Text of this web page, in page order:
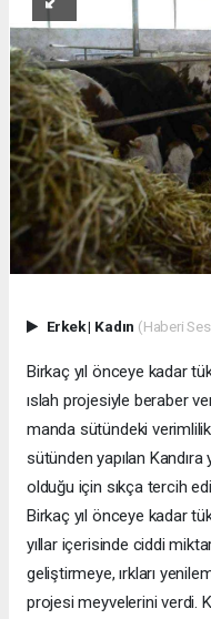
Erkek| Kadın (Haberi
Birkaç yıl önceye kadar
ıslah projesiyle beraber
manda sütündeki
sütünden yapılan
olduğu için sıkça tercih
Birkaç yıl önceye kadar
yıllar içerisinde ciddi
geliştirmeye, ırkları
projesi meyvelerini verdi.